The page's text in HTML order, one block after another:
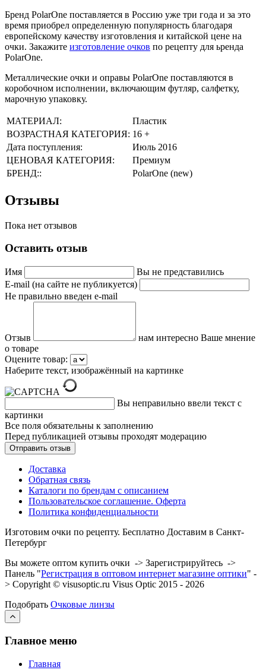
Бренд PolarOne поставляется в Россию уже три года и за это
время приобрел определенную популярность благодаря
европейскому качеству изготовления и китайской цене на
очки. Закажите изготовление очков по рецепту для ьренда
PolarOne.
Металлические очки и оправы PolarOne поставляются в
коробочном исполнении, включающим футляр, салфетку,
марочную упаковку.
МАТЕРИАЛ:
Пластик
ВОЗРАСТНАЯ КАТЕГОРИЯ: 16 +
Дата поступления:
Июль 2016
ЦЕНОВАЯ КАТЕГОРИЯ:
Премиум
БРЕНД::
PolarOne (new)
Отзывы
Пока нет отзывов
Оставить отзыв
Имя
Вы не представились
E-mail (на сайте не публикуется)
Не правильно введен e-mail
Отзыв
нам интересно Ваше мнение
о товаре
Оцените товар:
Наберите текст, изображённый на картинке
Вы неправильно ввели текст с
картинки
Все поля обязательны к заполнению
Перед публикацией отзывы проходят модерацию
Доставка
Обратная связь
Каталоги по брендам с описанием
Пользовательское соглашение. Оферта
Политика конфиденциальности
Изготовим очки по рецепту. Бесплатно Доставим в Санкт-
Петербург
Вы можете оптом купить очки -> Зарегистрируйтесь ->
Панель "Регистрация в оптовом интернет магазине оптики" -
> Copyright © visusoptic.ru Visus Optic 2015 - 2026
Подобрать Очковые линзы
Главное меню
Главная